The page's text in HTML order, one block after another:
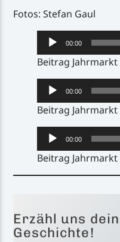
Fotos: Stefan Gaul
Audio-
Player
00:00
Beitrag Jahrmarkt
Audio-
Player
00:00
Beitrag Jahrmarkt
Audio-
Player
00:00
Beitrag Jahrmarkt
Erzähl uns
Geschichte!